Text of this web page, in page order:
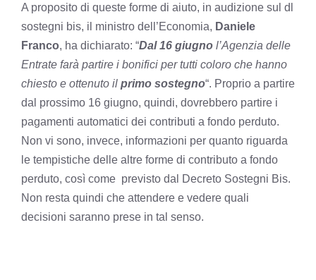
A proposito di queste forme di aiuto, in audizione sul dl
sostegni bis, il ministro dell’Economia, Daniele
Franco, ha dichiarato: “Dal 16 giugno l’Agenzia delle
Entrate farà partire i bonifici per tutti coloro che hanno
chiesto e ottenuto il primo sostegno“. Proprio a partire
dal prossimo 16 giugno, quindi, dovrebbero partire i
pagamenti automatici dei contributi a fondo perduto.
Non vi sono, invece, informazioni per quanto riguarda
le tempistiche delle altre forme di contributo a fondo
perduto, così come previsto dal Decreto Sostegni Bis.
Non resta quindi che attendere e vedere quali
decisioni saranno prese in tal senso.